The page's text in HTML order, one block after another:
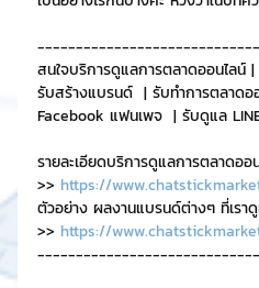
สนใจบริการดูแลการตลาดออนไลน์
รับสร้างแบรนด์  | รับทำการตลาด
Facebook แฟนเพจ  | รับดูแล
รายละเอียดบริการดูแลการตลาดออ
>> https://
ตัวอย่าง ผลงานแบรนด์ต่างๆ ที่เรา
>> https://